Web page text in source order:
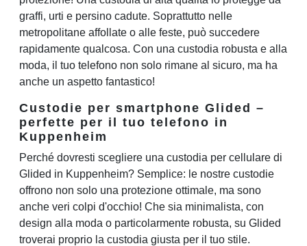
graffi, urti e persino cadute. Soprattutto nelle
metropolitane affollate o alle feste, può succedere
rapidamente qualcosa. Con una custodia robusta e alla
moda, il tuo telefono non solo rimane al sicuro, ma ha
anche un aspetto fantastico!
Custodie per smartphone Glided –
perfette per il tuo telefono in
Kuppenheim
Perché dovresti scegliere una custodia per cellulare di
Glided in Kuppenheim? Semplice: le nostre custodie
offrono non solo una protezione ottimale, ma sono
anche veri colpi d'occhio! Che sia minimalista, con
design alla moda o particolarmente robusta, su Glided
troverai proprio la custodia giusta per il tuo stile.